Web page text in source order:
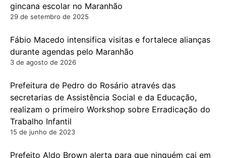
gincana escolar no Maranhão
29 de setembro de 2025
Fábio Macedo intensifica visitas e fortalece alianças
durante agendas pelo Maranhão
3 de agosto de 2026
Prefeitura de Pedro do Rosário através das
secretarias de Assistência Social e da Educação,
realizam o primeiro Workshop sobre Erradicação do
Trabalho Infantil
15 de junho de 2023
Prefeito Aldo Brown alerta para que ninguém cai em